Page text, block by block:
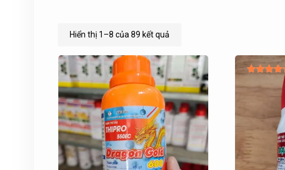
Hiển thị 1–8 của 89 kết quả
mới
nhất
Được xếp
hạng